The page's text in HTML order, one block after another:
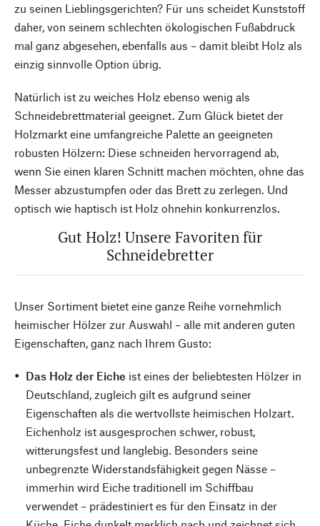
zu seinen Lieblingsgerichten? Für uns scheidet Kunststoff
daher, von seinem schlechten ökologischen Fußabdruck
mal ganz abgesehen, ebenfalls aus – damit bleibt Holz als
einzig sinnvolle Option übrig.
Natürlich ist zu weiches Holz ebenso wenig als
Schneidebrettmaterial geeignet. Zum Glück bietet der
Holzmarkt eine umfangreiche Palette an geeigneten
robusten Hölzern: Diese schneiden hervorragend ab,
wenn Sie einen klaren Schnitt machen möchten, ohne das
Messer abzustumpfen oder das Brett zu zerlegen. Und
optisch wie haptisch ist Holz ohnehin konkurrenzlos.
Gut Holz! Unsere Favoriten für
Schneidebretter
Unser Sortiment bietet eine ganze Reihe vornehmlich
heimischer Hölzer zur Auswahl – alle mit anderen guten
Eigenschaften, ganz nach Ihrem Gusto:
Das Holz der Eiche ist eines der beliebtesten Hölzer in
Deutschland, zugleich gilt es aufgrund seiner
Eigenschaften als die wertvollste heimischen Holzart.
Eichenholz ist ausgesprochen schwer, robust,
witterungsfest und langlebig. Besonders seine
unbegrenzte Widerstandsfähigkeit gegen Nässe –
immerhin wird Eiche traditionell im Schiffbau
verwendet – prädestiniert es für den Einsatz in der